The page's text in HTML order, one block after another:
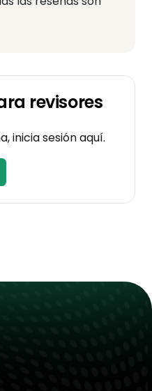
revisores
inicia sesión aquí.